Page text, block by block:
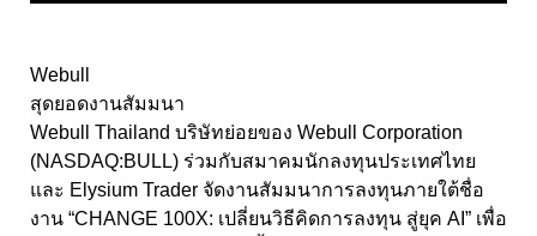
Webull
สุดยอดงานสัมมนา
Webull Thailand บริษัทย่อยของ Webull Corporation
(NASDAQ:BULL) ร่วมกับสมาคมนักลงทุนประเทศไทย
และ Elysium Trader จัดงานสัมมนาการลงทุนภายใต้ชื่อ
งาน “CHANGE 100X: เปลี่ยนวิธีคิดการลงทุน สู่ยุค AI” เพื่อ